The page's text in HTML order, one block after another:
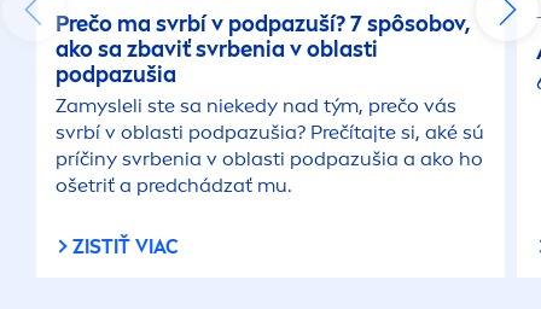
Prečo ma svrbí v podpazuší? 7 spôsobov,
ako sa zbaviť svrbenia v oblasti
podpazušia
Zamysleli ste sa niekedy nad tým, prečo vás
svrbí v oblasti podpazušia? Prečítajte si, aké sú
príčiny svrbenia v oblasti podpazušia a ako ho
ošetriť a predchádzať mu.
ZISTIŤ VIAC